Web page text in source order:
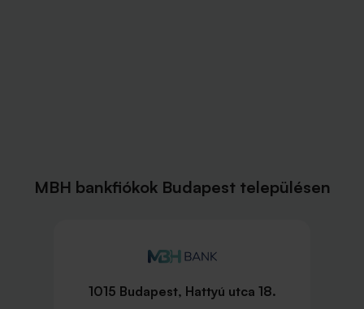
MBH bankfiókok Budapest településen
1015 Budapest, Hattyú utca 18.